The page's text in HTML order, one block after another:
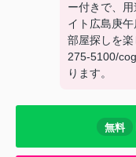
ー付きで、
イト広島庚
部屋探しを
275-5100/
ります。
無料